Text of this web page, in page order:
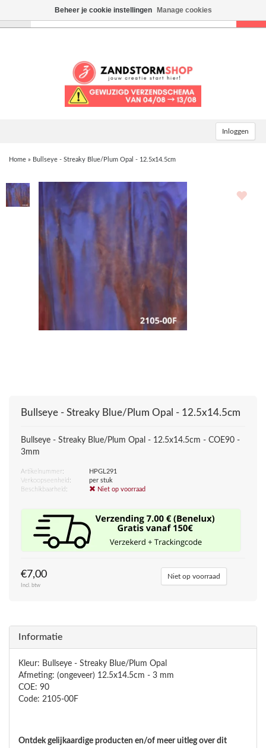
Inloggen
Home » Bullseye - Streaky Blue/Plum Opal - 12.5x14.5cm
Bullseye - Streaky Blue/Plum Opal - 12.5x14.5cm
Bullseye - Streaky Blue/Plum Opal - 12.5x14.5cm - COE90 -
3mm
Artikelnummer:
HPGL291
Verkoopseenheid:
per stuk
Beschikbaarheid:
Niet op voorraad
€7,00
Incl. btw
Niet op voorraad
Informatie
Kleur: Bullseye - Streaky Blue/Plum Opal
Afmeting: (ongeveer) 12.5x14.5cm - 3 mm
COE: 90
Code: 2105-00F
Ontdek gelijkaardige producten en/of meer uitleg over dit
Beheer je cookie instellingen Manage cookies